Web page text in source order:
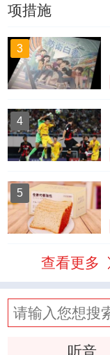
项措施
3
4
5
查看更多
听音